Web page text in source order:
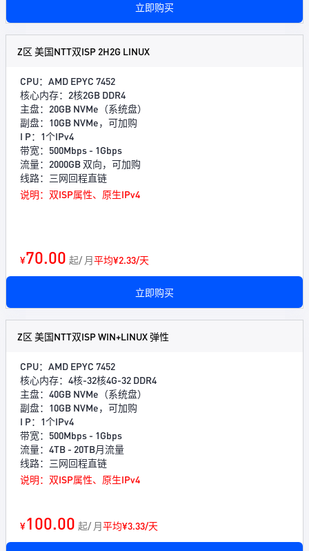
立即购买
Z区 美国NTT双ISP 2H2G LINUX
CPU：AMD EPYC 7452
核心内存：2核2GB DDR4
主盘：20GB NVMe（系统盘）
副盘：10GB NVMe，可加购
I P：1个IPv4
带宽：500Mbps - 1Gbps
流量：2000GB 双向，可加购
线路：三网回程直链
说明：双ISP属性、原生IPv4
¥70.00 起/ 月平均¥2.33/天
立即购买
Z区 美国NTT双ISP WIN+LINUX 弹性
CPU：AMD EPYC 7452
核心内存：4核-32核4G-32 DDR4
主盘：40GB NVMe（系统盘）
副盘：10GB NVMe，可加购
I P：1个IPv4
带宽：500Mbps - 1Gbps
流量：4TB - 20TB月流量
线路：三网回程直链
说明：双ISP属性、原生IPv4
¥100.00 起/ 月平均¥3.33/天